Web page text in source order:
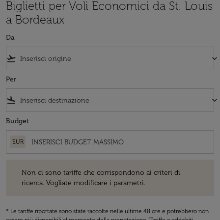
Biglietti per Voli Economici da St. Louis
a Bordeaux
Da
flight_takeoff keyboard_arrow_down
Per
flight_land keyboard_arrow_down
Budget
EUR
Non ci sono tariffe che corrispondono ai criteri di
ricerca. Vogliate modificare i parametri.
* Le tariffe riportate sono state raccolte nelle ultime 48 ore e potrebbero non